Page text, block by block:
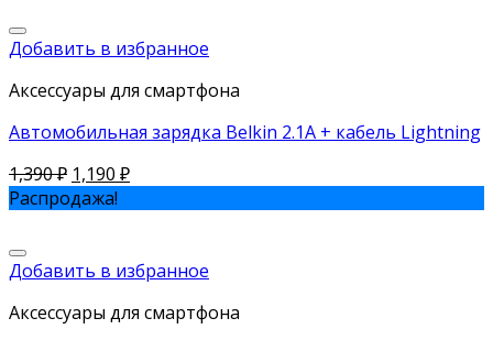
Добавить в избранное
Аксессуары для смартфона
Автомобильная зарядка Belkin 2.1A + кабель Lightning
1,390₽ 1,190 ₽
Распродажа!
Добавить в избранное
Аксессуары для смартфона